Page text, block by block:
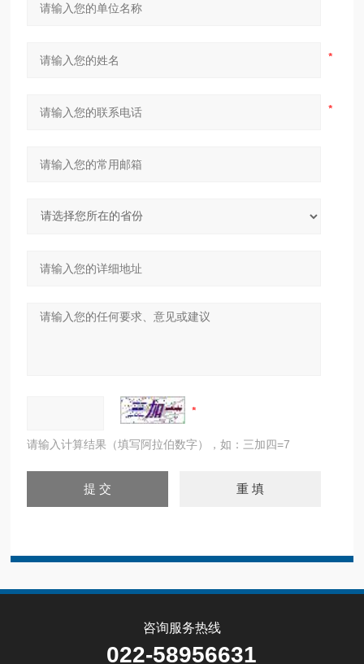
请输入计算结果（填写阿拉伯数字），如：三加四=7
咨询服务热线
022-58956631